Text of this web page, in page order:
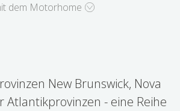
dem Motorhome
New Brunswick, Nova
Atlantikprovinzen - eine Reihe